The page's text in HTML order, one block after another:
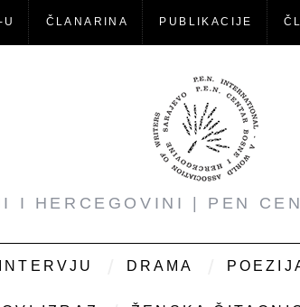
ČLANARINA PUBLIKACIJE
I HERCEGOVINI | PEN
INTERVJU DRAMA